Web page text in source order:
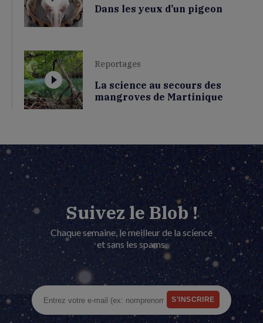
Dans les yeux d’un pigeon
Reportages
La science au secours des
mangroves de Martinique
Suivez le Blob !
Chaque semaine, le meilleur de la science
et sans les spams.